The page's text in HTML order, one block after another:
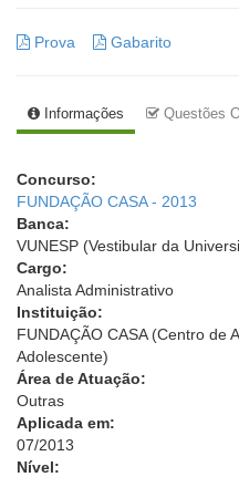
Prova Gabarito
Informações Questões
Concurso:
FUNDAÇÃO CASA - 2013
Banca:
VUNESP (Vestibular da
Cargo:
Analista Administrativo
Instituição:
FUNDAÇÃO CASA (Centro de
Adolescente)
Área de Atuação:
Outras
Aplicada em:
07/2013
Nível: